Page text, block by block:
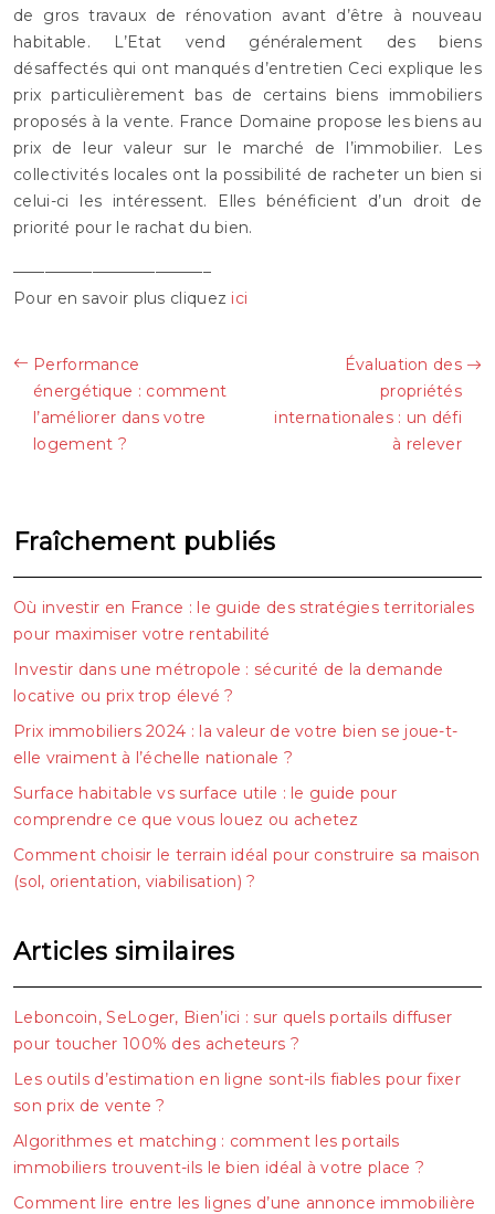
de gros travaux de rénovation avant d’être à nouveau
habitable. L’Etat vend généralement des biens
désaffectés qui ont manqués d’entretien Ceci explique les
prix particulièrement bas de certains biens immobiliers
proposés à la vente. France Domaine propose les biens au
prix de leur valeur sur le marché de l’immobilier. Les
collectivités locales ont la possibilité de racheter un bien si
celui-ci les intéressent. Elles bénéficient d’un droit de
priorité pour le rachat du bien.
————————————–
Pour en savoir plus cliquez ici
Performance
énergétique : comment
l’améliorer dans votre
logement ?
Évaluation des
propriétés
internationales : un défi
à relever
Fraîchement publiés
Où investir en France : le guide des stratégies territoriales
pour maximiser votre rentabilité
Investir dans une métropole : sécurité de la demande
locative ou prix trop élevé ?
Prix immobiliers 2024 : la valeur de votre bien se joue-t-
elle vraiment à l’échelle nationale ?
Surface habitable vs surface utile : le guide pour
comprendre ce que vous louez ou achetez
Comment choisir le terrain idéal pour construire sa maison
(sol, orientation, viabilisation) ?
Articles similaires
Leboncoin, SeLoger, Bien’ici : sur quels portails diffuser
pour toucher 100% des acheteurs ?
Les outils d’estimation en ligne sont-ils fiables pour fixer
son prix de vente ?
Algorithmes et matching : comment les portails
immobiliers trouvent-ils le bien idéal à votre place ?
Comment lire entre les lignes d’une annonce immobilière